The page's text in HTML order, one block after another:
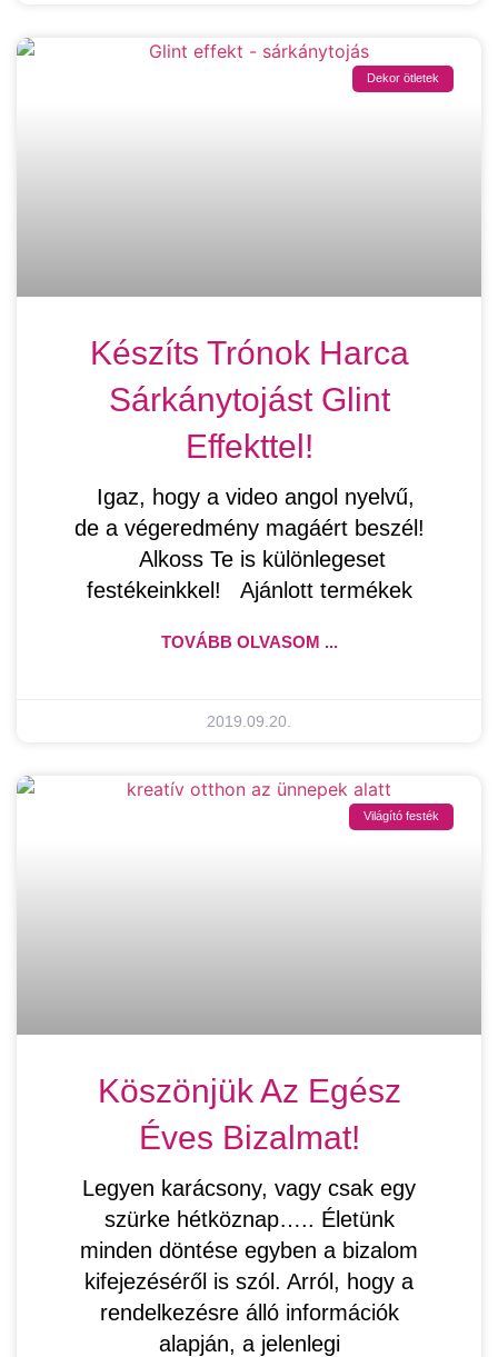
Dekor ötletek
Készíts Trónok Harca
Sárkánytojást Glint
Effekttel!
Igaz, hogy a video angol nyelvű,
de a végeredmény magáért beszél!
Alkoss Te is különlegeset
festékeinkkel! Ajánlott termékek
TOVÁBB OLVASOM ...
2019.09.20.
Világító festék
Köszönjük Az Egész
Éves Bizalmat!
Legyen karácsony, vagy csak egy
szürke hétköznap….. Életünk
minden döntése egyben a bizalom
kifejezéséről is szól. Arról, hogy a
rendelkezésre álló információk
alapján, a jelenlegi